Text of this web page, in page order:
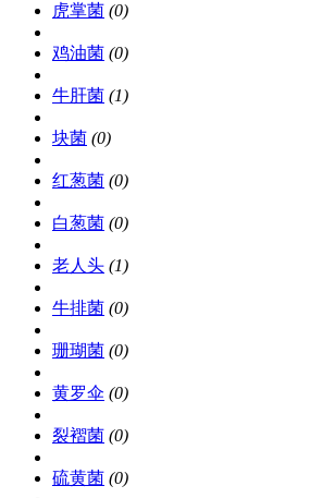
虎掌菌 (0)
鸡油菌 (0)
牛肝菌 (1)
块菌 (0)
红葱菌 (0)
白葱菌 (0)
老人头 (1)
牛排菌 (0)
珊瑚菌 (0)
黄罗伞 (0)
裂褶菌 (0)
硫黄菌 (0)